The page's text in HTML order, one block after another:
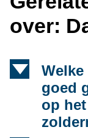
over:
d
goed
op